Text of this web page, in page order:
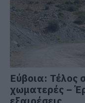
Εύβοια: Τέλος
χωματερές –